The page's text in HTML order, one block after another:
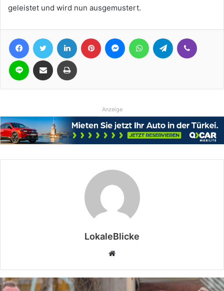
geleistet und wird nun ausgemustert.
FacebookTwitter LinkedIn Pinterest MessengerWhatsAppTelegram
Line Teile per E-Mail Drucken
Anzeige
LokaleBlicke
Webseite